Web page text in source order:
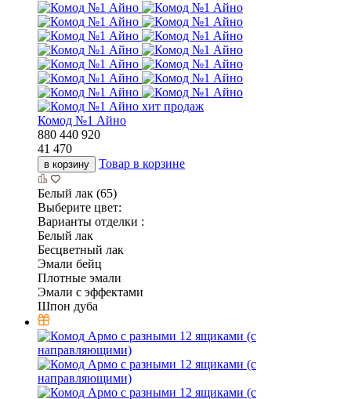
хит продаж
Комод №1 Айно
880 440 920
41 470
в корзину Товар в корзине
Белый лак (65)
Выберите цвет:
Варианты отделки :
Белый лак
Бесцветный лак
Эмали бейц
Плотные эмали
Эмали с эффектами
Шпон дуба